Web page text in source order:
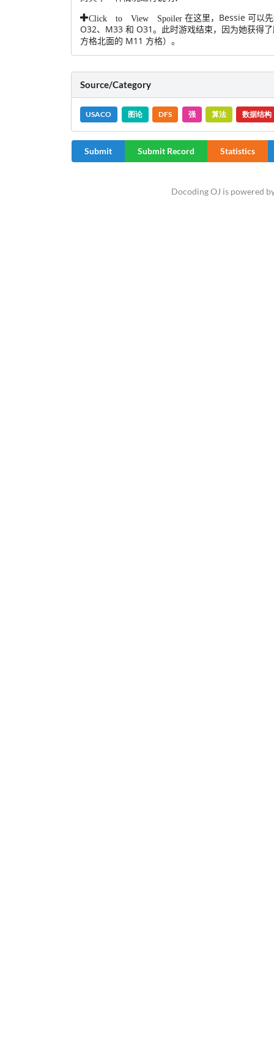
Click to View Spoiler 在这里，Bessie 可以
O32、M33 和 O31。此时游戏结束，因为她获得
方格北面的 M11 方格）。
Source/Category
USACO 图论 DFS 强 算法 数据结构
Submit Submit Record Statistics
Docoding OJ is powered